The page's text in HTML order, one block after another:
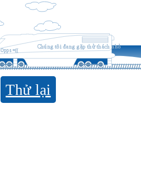
Opps =((
Chúng tôi đang gặp thử thách nhỏ
Thử lại